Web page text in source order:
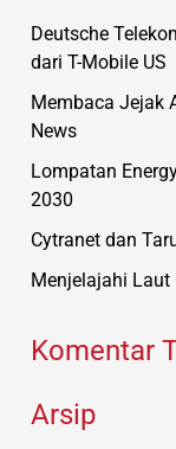
Deutsche
dari T-Mobile US
Membaca Jejak
News
Lompatan
2030
Cytranet dan
Menjelajahi Laut
Komentar
Arsip